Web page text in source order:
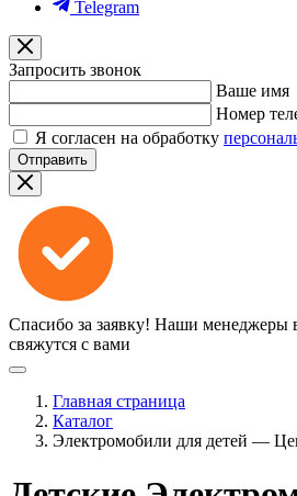
Telegram
Запросить звонок
Ваше имя
Номер
Я согласен на обработку
Отправить
Спасибо за заявку! Наши менеджеры
свяжутся с вами
Главная страница
Каталог
Электромобили для детей —